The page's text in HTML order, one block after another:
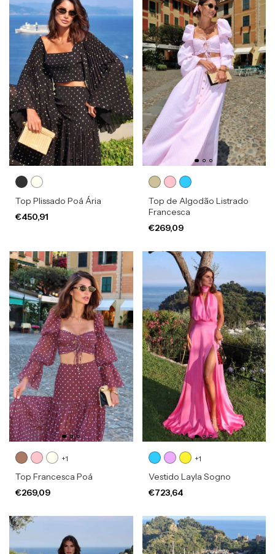
Top Plissado Poá Ária
€450,91
Top de Algodão Listrado
Francesca
€269,09
+1
Top Francesca Poá
€269,09
+1
Vestido Layla Sogno
€723,64